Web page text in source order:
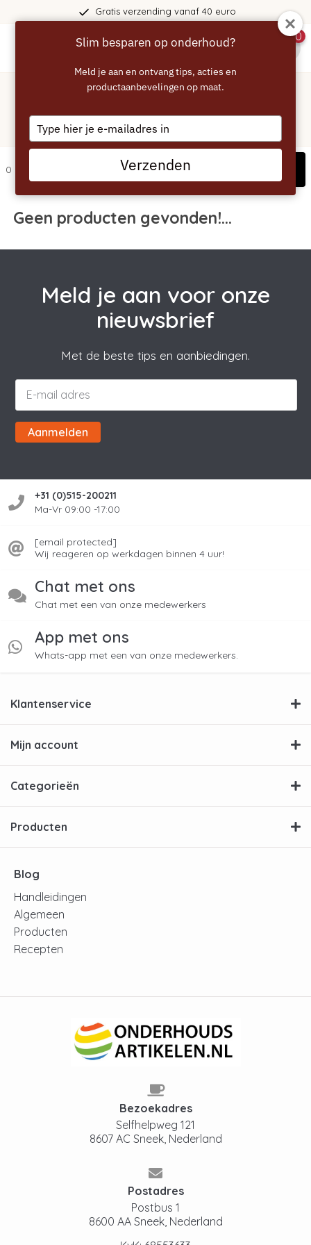
Gratis verzending vanaf 40 euro
0
/koffiemachine
koffiemachine
0 artikelen
Geen producten gevonden!...
Meld je aan voor onze
nieuwsbrief
Met de beste tips en aanbiedingen.
Aanmelden
+31 (0)515-200211
Ma-Vr 09:00 -17:00
[email protected]
Wij reageren op werkdagen binnen 4 uur!
Chat met ons
Chat met een van onze medewerkers
App met ons
Whats-app met een van onze medewerkers.
Klantenservice
Mijn account
Categorieën
Producten
Blog
Handleidingen
Algemeen
Producten
Recepten
Bezoekadres
Selfhelpweg 121
8607 AC Sneek, Nederland
Postadres
Postbus 1
8600 AA Sneek, Nederland
Slim besparen op onderhoud?
Meld je aan en ontvang tips, acties en
productaanbevelingen op maat.
Type
your
email
Verzenden